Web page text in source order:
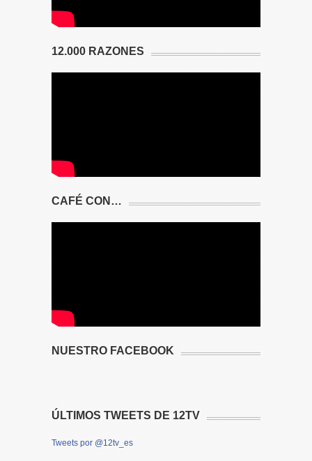
12.000 RAZONES
CAFÉ CON…
NUESTRO FACEBOOK
ÚLTIMOS TWEETS DE 12TV
Tweets por @12tv_es